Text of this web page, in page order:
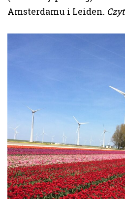
Amsterdamu i Leiden.